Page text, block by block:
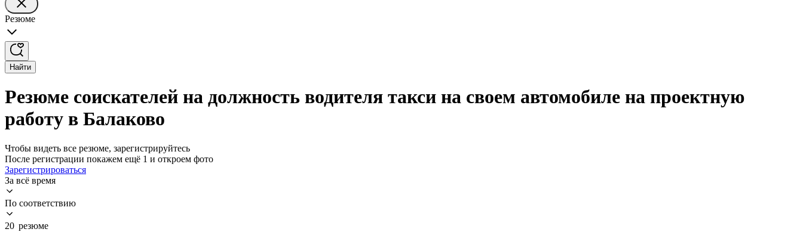
Резюме
Найти
Резюме соискателей на должность водителя такси на своем автомобиле на проектную
работу в Балаково
Чтобы видеть все резюме, зарегистрируйтесь
После регистрации покажем ещё 1 и откроем фото
Зарегистрироваться
За всё время
По соответствию
20 резюме